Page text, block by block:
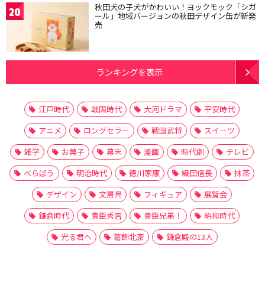
20 秋田犬の子犬がかわいい！ヨックモック「シガ
ール」地域バージョンの秋田デザイン缶が新発
売
ランキングを表示
江戸時代 戦国時代 大河ドラマ
平安時代
アニメ
ロングセラー 戦国武将
スイーツ
雑学
お菓子 幕末 漫画 時代劇
テレビ
べらぼう
明治時代 徳川家康 織田信長
抹茶
デザイン
文房具 フィギュア
展覧会
鎌倉時代
豊臣秀吉 豊臣兄弟！
昭和時代
光る君へ
葛飾北斎 鎌倉殿の13人